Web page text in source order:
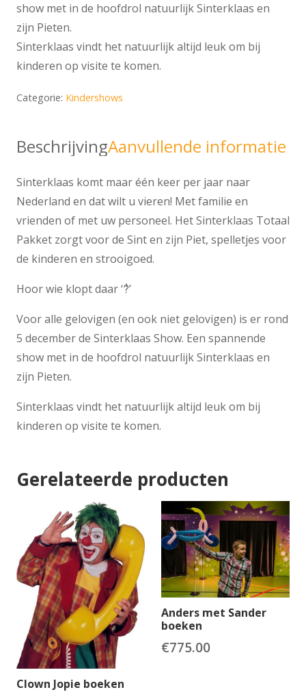
show met in de hoofdrol natuurlijk Sinterklaas en
zijn Pieten.
Sinterklaas vindt het natuurlijk altijd leuk om bij
kinderen op visite te komen.
Categorie: Kindershows
BeschrijvingAanvullende informatie
Sinterklaas komt maar één keer per jaar naar
Nederland en dat wilt u vieren! Met familie en
vrienden of met uw personeel. Het Sinterklaas Totaal
Pakket zorgt voor de Sint en zijn Piet, spelletjes voor
de kinderen en strooigoed.
Hoor wie klopt daar ‘݃?݃’
Voor alle gelovigen (en ook niet gelovigen) is er rond
5 december de Sinterklaas Show. Een spannende
show met in de hoofdrol natuurlijk Sinterklaas en
zijn Pieten.
Sinterklaas vindt het natuurlijk altijd leuk om bij
kinderen op visite te komen.
Gerelateerde producten
Clown Jopie boeken
Anders met Sander
boeken
€775.00